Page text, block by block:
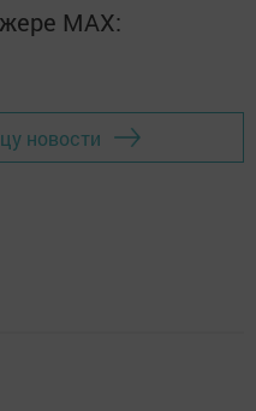
MАХ:
новости